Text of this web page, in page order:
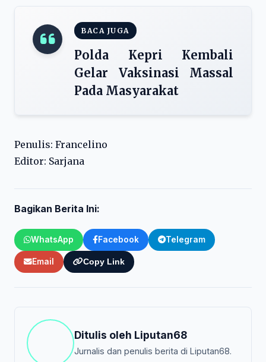
BACA JUGA
Polda Kepri Kembali
Gelar Vaksinasi Massal
Pada Masyarakat
Penulis: Francelino
Editor: Sarjana
Bagikan Berita Ini:
WhatsApp Facebook Telegram
Email Copy Link
Ditulis oleh Liputan68
Jurnalis dan penulis berita di Liputan68.